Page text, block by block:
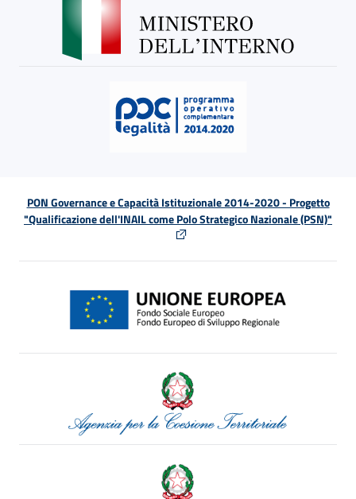
PON Governance e Capacità Istituzionale 2014-2020 - Progetto
"Qualificazione dell'INAIL come Polo Strategico Nazionale (PSN)"